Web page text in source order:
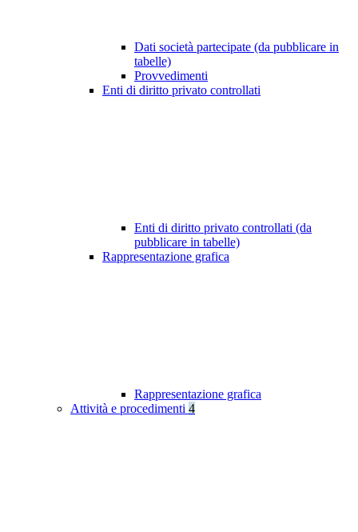
Dati società partecipate (da pubblicare in
tabelle)
Provvedimenti
Enti di diritto privato controllati
Enti di diritto privato controllati (da
pubblicare in tabelle)
Rappresentazione grafica
Rappresentazione grafica
Attività e procedimenti 4